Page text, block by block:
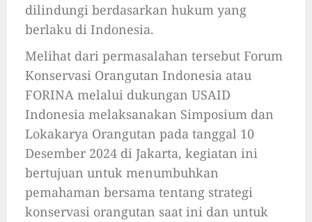
dilindungi berdasarkan hukum yang
berlaku di Indonesia.
Melihat dari permasalahan tersebut Forum
Konservasi Orangutan Indonesia atau
FORINA melalui dukungan USAID
Indonesia melaksanakan Simposium dan
Lokakarya Orangutan pada tanggal 10
Desember 2024 di Jakarta, kegiatan ini
bertujuan untuk menumbuhkan
pemahaman bersama tentang strategi
konservasi orangutan saat ini dan untuk